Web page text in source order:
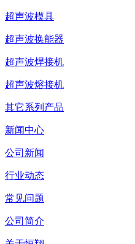
超声波模具
超声波换能器
超声波焊接机
超声波熔接机
其它系列产品
新闻中心
公司新闻
行业动态
常见问题
公司简介